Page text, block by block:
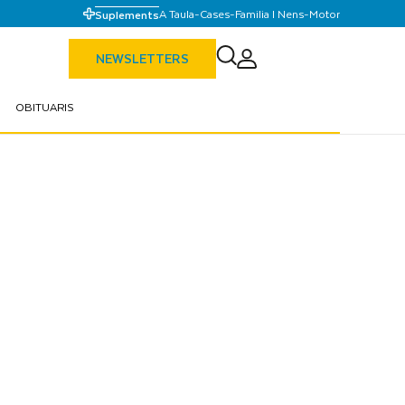
SuplementsA Taula-Cases-Familia I Nens-Motor
NEWSLETTERS
OBITUARIS